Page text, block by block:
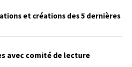
et créations des 5 dernières
avec comité de lecture